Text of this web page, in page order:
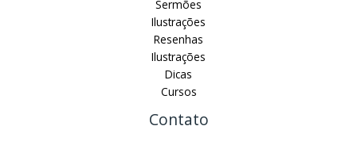
Sermões
Ilustrações
Resenhas
Ilustrações
Dicas
Cursos
Contato